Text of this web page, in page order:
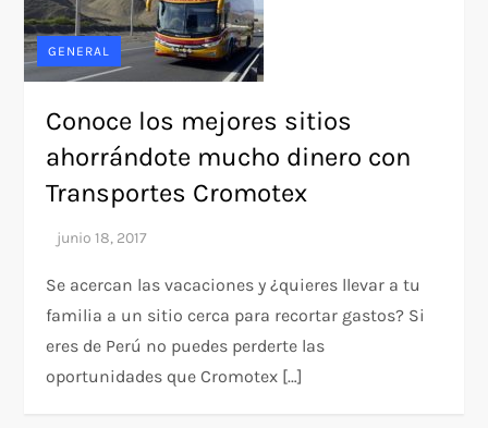
GENERAL
Conoce los mejores sitios
ahorrándote mucho dinero con
Transportes Cromotex
Se acercan las vacaciones y ¿quieres llevar a tu
familia a un sitio cerca para recortar gastos? Si
eres de Perú no puedes perderte las
oportunidades que Cromotex […]